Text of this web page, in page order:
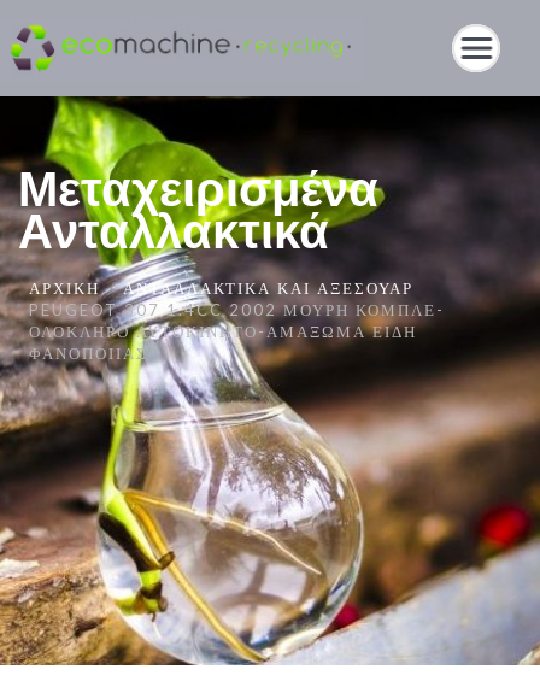
Μεταχειρισμένα
Ανταλλακτικά
ΑΡΧΙΚΉ
ΑΝΤΑΛΛΑΚΤΙΚΆ ΚΑΙ ΑΞΕΣΟΥΆΡ
PEUGEOT 307 1.4CC 2002 ΜΟΎΡΗ ΚΟΜΠΛΈ-
ΟΛΌΚΛΗΡΟ ΑΥΤΟΚΊΝΗΤΟ-ΑΜΆΞΩΜΑ ΕΊΔΗ
ΦΑΝΟΠΟΙΊΑΣ